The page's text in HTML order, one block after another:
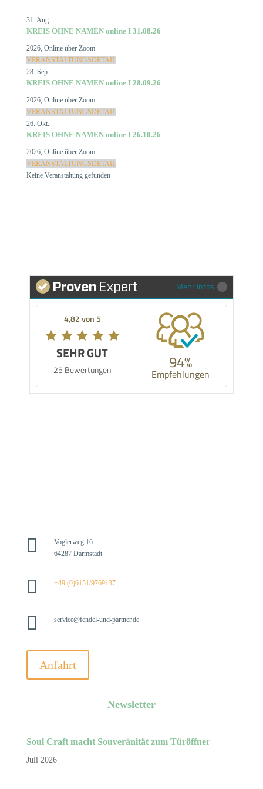
31. Aug.
KREIS OHNE NAMEN online I 31.08.26
2026, Online über Zoom
VERANSTALTUNGSDETAIL
28. Sep.
KREIS OHNE NAMEN online I 28.09.26
2026, Online über Zoom
VERANSTALTUNGSDETAIL
26. Okt.
KREIS OHNE NAMEN online I 26.10.26
2026, Online über Zoom
VERANSTALTUNGSDETAIL
Keine Veranstaltung gefunden
Mehr Infos
4,82 von 5
SEHR GUT
25 Bewertungen 94%
Empfehlungen

Voglerweg 16
64287 Darmstadt
 +49 (0)6151/9769137
 service@fendel-und-partner.de
Anfahrt
Newsletter
Soul Craft macht Souveränität zum Türöffner
Juli 2026